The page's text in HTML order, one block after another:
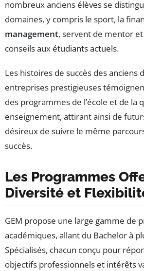
nombreux anciens élèves se
domaines, y compris le sport, la
management, servent de mentor
conseils aux étudiants actuels.
Les histoires de succès des anciens
entreprises prestigieuses
des programmes de l’école et de la
enseignement, attirant ainsi de
désireux de suivre le même
succès.
Les Programmes
Diversité et
GEM propose une large gamme de
académiques, allant du Bachelor à
Spécialisés, chacun conçu pour
objectifs professionnels et intérêts